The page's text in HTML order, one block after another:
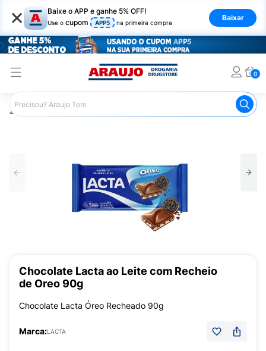
× Baixe o APP e ganhe 5% OFF!
Use o cupom APP5 na primeira compra
Baixar
0
Araujo Mercado Tablete de Chocolate
Chocolate Lacta ao Leite com Recheio
de Oreo 90g
Chocolate Lacta Óreo Recheado 90g
Marca:LACTA